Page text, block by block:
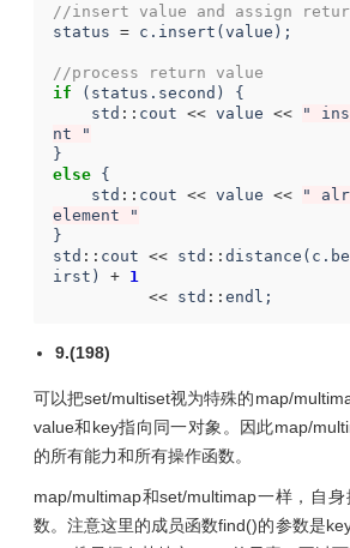
//insert value and assign
status = c . insert (value );
//process return value
if
( status . second )
{
std :: cout << value <<
"
nt "
}
else {
std :: cout << value <<
"
element "
}
std :: cout << std :: distance ( c .
irst ) + 1
<< std :: endl ;
9.(198)
可以把set/multiset视为特殊的map/
value和key指向同一对象。因此map/
的所有能力和所有操作函数。
map/multimap和set/multimap一样，自
数。注意这里的成员函数find()的参数是